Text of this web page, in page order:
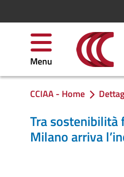
Menu
Ti trovi in:
CCIAA - Home
Tra sostenibilità
Milano arriva